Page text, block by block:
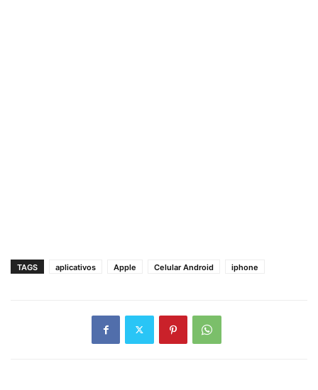
TAGS aplicativos Apple Celular Android iphone